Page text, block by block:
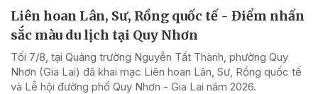
Liên hoan Lân, Sư, Rồng quốc tế - Điểm nhấn
sắc màu du lịch tại Quy Nhơn
Tối 7/8, tại Quảng trường Nguyễn Tất Thành, phường Quy
Nhơn (Gia Lai) đã khai mạc Liên hoan Lân, Sư, Rồng quốc tế
và Lễ hội đường phố Quy Nhơn - Gia Lai năm 2026.